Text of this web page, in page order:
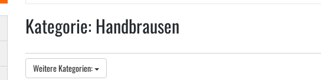
Kategorie: Handbrausen
Weitere Kategorien: